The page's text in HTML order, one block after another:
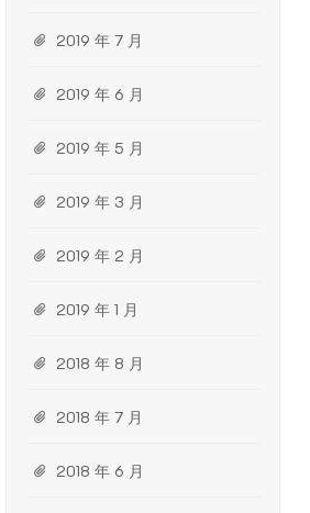
2019 年 7 月
2019 年 6 月
2019 年 5 月
2019 年 3 月
2019 年 2 月
2019 年 1 月
2018 年 8 月
2018 年 7 月
2018 年 6 月